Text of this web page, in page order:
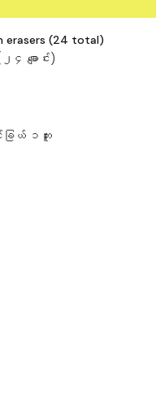
erasers (24 total)
ချောင်း)
င်ခြယ် ၁ဘူး